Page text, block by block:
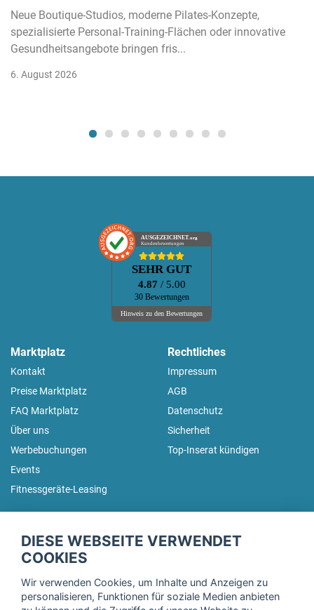
Neue Boutique-Studios, moderne Pilates-Konzepte,
spezialisierte Personal-Training-Flächen oder innovative
Gesundheitsangebote bringen fris...
6. August 2026
AUSGEZEICHNET.org
Kundenbewertungen
SEHR GUT
4.87 / 5.00
30 Bewertungen
Hinweis zu den Bewertungen
Marktplatz
Kontakt
Preise Marktplatz
FAQ Marktplatz
Über uns
Werbebuchungen
Events
Fitnessgeräte-Leasing
Rechtliches
Impressum
AGB
Datenschutz
Sicherheit
Top-Inserat kündigen
Trage dich hier für unseren Newsletter ein und erhalte regelmäßig
DIESE WEBSEITE VERWENDET
COOKIES
Wir verwenden Cookies, um Inhalte und Anzeigen zu
personalisieren, Funktionen für soziale Medien anbieten